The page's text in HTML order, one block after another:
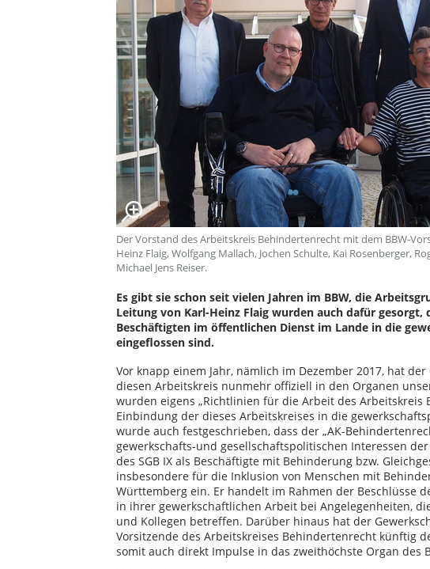
Der Vorstand des Arbeitskreis Behindertenrecht mit dem BBW-
Heinz Flaig, Wolfgang Mallach, Jochen Schulte, Kai Rosenberger,
Michael Jens Reiser.
Es gibt sie schon seit vielen Jahren im BBW, die
Leitung von Karl-Heinz Flaig wurden auch dafür gesorgt,
Beschäftigten im öffentlichen Dienst im Lande in die
eingeflossen sind.
Vor knapp einem Jahr, nämlich im Dezember 2017, hat
diesen Arbeitskreis nunmehr offiziell in den Organen
wurden eigens „Richtlinien für die Arbeit des Arbeitskreis
Einbindung der dieses Arbeitskreises in die
wurde auch festgeschrieben, dass der „AK-
gewerkschafts-und gesellschaftspolitischen Interessen
des SGB IX als Beschäftigte mit Behinderung bzw.
insbesondere für die Inklusion von Menschen mit
Württemberg ein. Er handelt im Rahmen der Beschlüsse
in ihrer gewerkschaftlichen Arbeit bei Angelegenheiten,
und Kollegen betreffen. Darüber hinaus hat der
Vorsitzende des Arbeitskreises Behindertenrecht künftig
somit auch direkt Impulse in das zweithöchste Organ des